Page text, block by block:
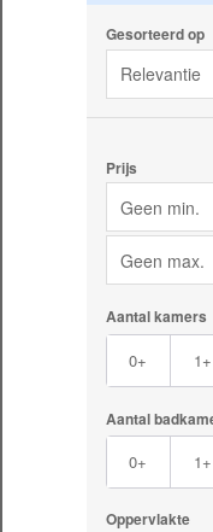
Gesorteerd op
Relevantie
Prijs
Geen min.
Geen max.
Aantal kamers
0+ 1+
Aantal
0+ 1+
Oppervlakte